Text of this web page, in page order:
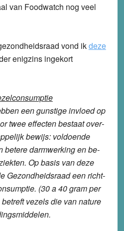
van Foodwatch nog veel
vond ikdeze
enigzins ingekort
een gun­sti­ge invloed op
twee ef­fec­ten bestaat over­
bewijs: vol­doen­de
betere darm­wer­king en be­
Op basis van deze
Ge­zond­heids­raad een richt­
(30 a 40 gram per
vezels die van nature